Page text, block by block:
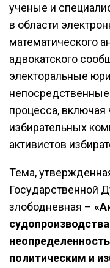
ученые и
в области
математического
адвокатского
электоральные
непосредственные
процесса, включая
избирательных
активистов
Тема,
Государственной
злободневная –
политическим и